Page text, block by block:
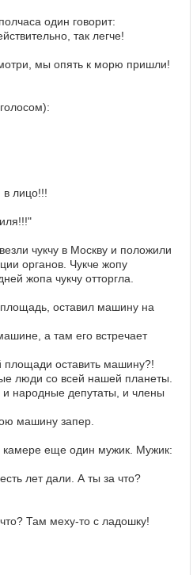
один говорит:
так легче!
мы опять к морю пришли!
в лицо!!!
чукчу в Москву и положили
органов. Чукче жопу
жопа чукчу отторгла.
оставил машину на
а там его встречает
оставить машину?!
люди со всей нашей планеты.
и народные депутаты, и члены
машину запер.
камере еще один мужик. Мужик:
лет дали. А ты за что?
Там меху-то с ладошку!